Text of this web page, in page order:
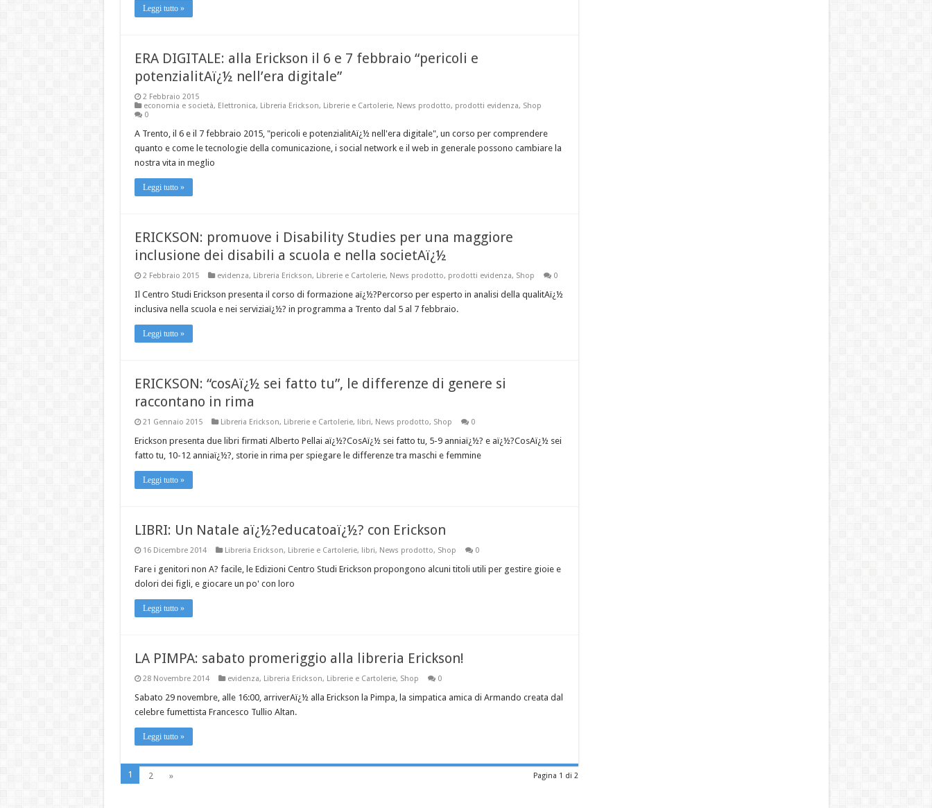
Leggi tutto »
ERA DIGITALE: alla Erickson il 6 e 7 febbraio “pericoli e
potenzialitAï¿½ nell’era digitale”
2 Febbraio 2015
economia e società, Elettronica, Libreria Erickson, Librerie e Cartolerie, News prodotto, prodotti evidenza, Shop
0
A Trento, il 6 e il 7 febbraio 2015, "pericoli e potenzialitAï¿½ nell'era digitale", un corso per comprendere
quanto e come le tecnologie della comunicazione, i social network e il web in generale possono cambiare la
nostra vita in meglio
Leggi tutto »
ERICKSON: promuove i Disability Studies per una maggiore
inclusione dei disabili a scuola e nella societAï¿½
2 Febbraio 2015 evidenza, Libreria Erickson, Librerie e Cartolerie, News prodotto, prodotti evidenza, Shop 0
Il Centro Studi Erickson presenta il corso di formazione aï¿½?Percorso per esperto in analisi della qualitAï¿½
inclusiva nella scuola e nei serviziaï¿½? in programma a Trento dal 5 al 7 febbraio.
Leggi tutto »
ERICKSON: “cosAï¿½ sei fatto tu”, le differenze di genere si
raccontano in rima
21 Gennaio 2015 Libreria Erickson, Librerie e Cartolerie, libri, News prodotto, Shop 0
Erickson presenta due libri firmati Alberto Pellai aï¿½?CosAï¿½ sei fatto tu, 5-9 anniaï¿½? e aï¿½?CosAï¿½ sei
fatto tu, 10-12 anniaï¿½?, storie in rima per spiegare le differenze tra maschi e femmine
Leggi tutto »
LIBRI: Un Natale aï¿½?educatoaï¿½? con Erickson
16 Dicembre 2014 Libreria Erickson, Librerie e Cartolerie, libri, News prodotto, Shop 0
Fare i genitori non A? facile, le Edizioni Centro Studi Erickson propongono alcuni titoli utili per gestire gioie e
dolori dei figli, e giocare un po' con loro
Leggi tutto »
LA PIMPA: sabato promeriggio alla libreria Erickson!
28 Novembre 2014 evidenza, Libreria Erickson, Librerie e Cartolerie, Shop 0
Sabato 29 novembre, alle 16:00, arriverAï¿½ alla Erickson la Pimpa, la simpatica amica di Armando creata dal
celebre fumettista Francesco Tullio Altan.
Leggi tutto »
Pagina 1 di 2
1 2 »